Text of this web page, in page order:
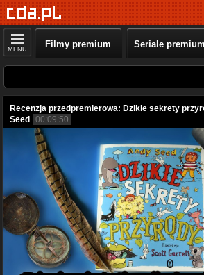
MENU Filmy premium Seriale premium
Recenzja przedpremierowa: Dzikie sekrety
Seed
00:09:50